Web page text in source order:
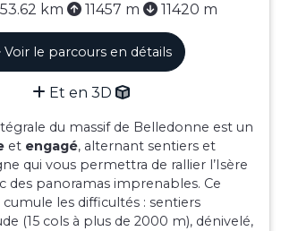
km 11457 m 11420 m
Voir le parcours en détails
Et en 3D
du massif de Belledonne est un
et engagé, alternant sentiers et
qui vous permettra de rallier l’Isère
des panoramas imprenables. Ce
les difficultés : sentiers
(15 cols à plus de 2000 m), dénivelé,